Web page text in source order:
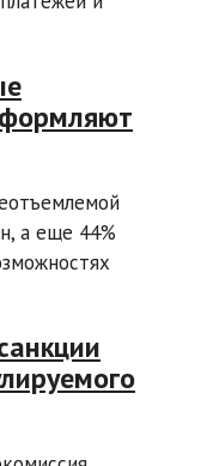
а еще 44%